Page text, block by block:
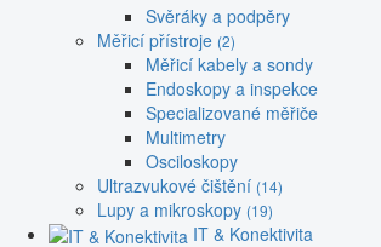
Svěráky a podpěry
Měřicí přístroje (2)
Měřicí kabely a sondy
Endoskopy a inspekce
Specializované měřiče
Multimetry
Osciloskopy
Ultrazvukové čištění (14)
Lupy a mikroskopy (19)
IT & Konektivita